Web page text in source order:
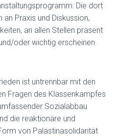
Die dort
Praxis und Diskussion,
an allen Stellen präsent
oder wichtig erscheinen.
ist untrennbar mit den
Fragen des Klassenkampfes
Sozialabbau
die reaktionäre und
von Palästinasolidarität